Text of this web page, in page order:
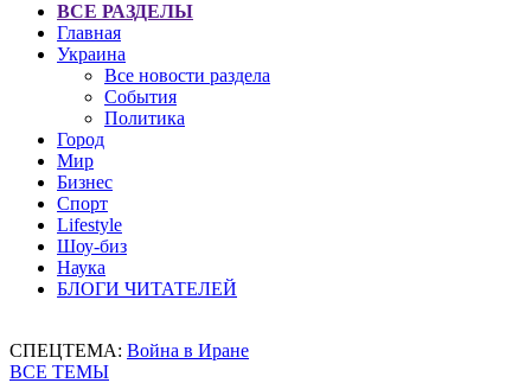
ВСЕ РАЗДЕЛЫ
Главная
Украина
Все новости раздела
События
Политика
Город
Мир
Бизнес
Спорт
Lifestyle
Шоу-биз
Наука
БЛОГИ ЧИТАТЕЛЕЙ
СПЕЦТЕМА: Война в Иране
ВСЕ ТЕМЫ